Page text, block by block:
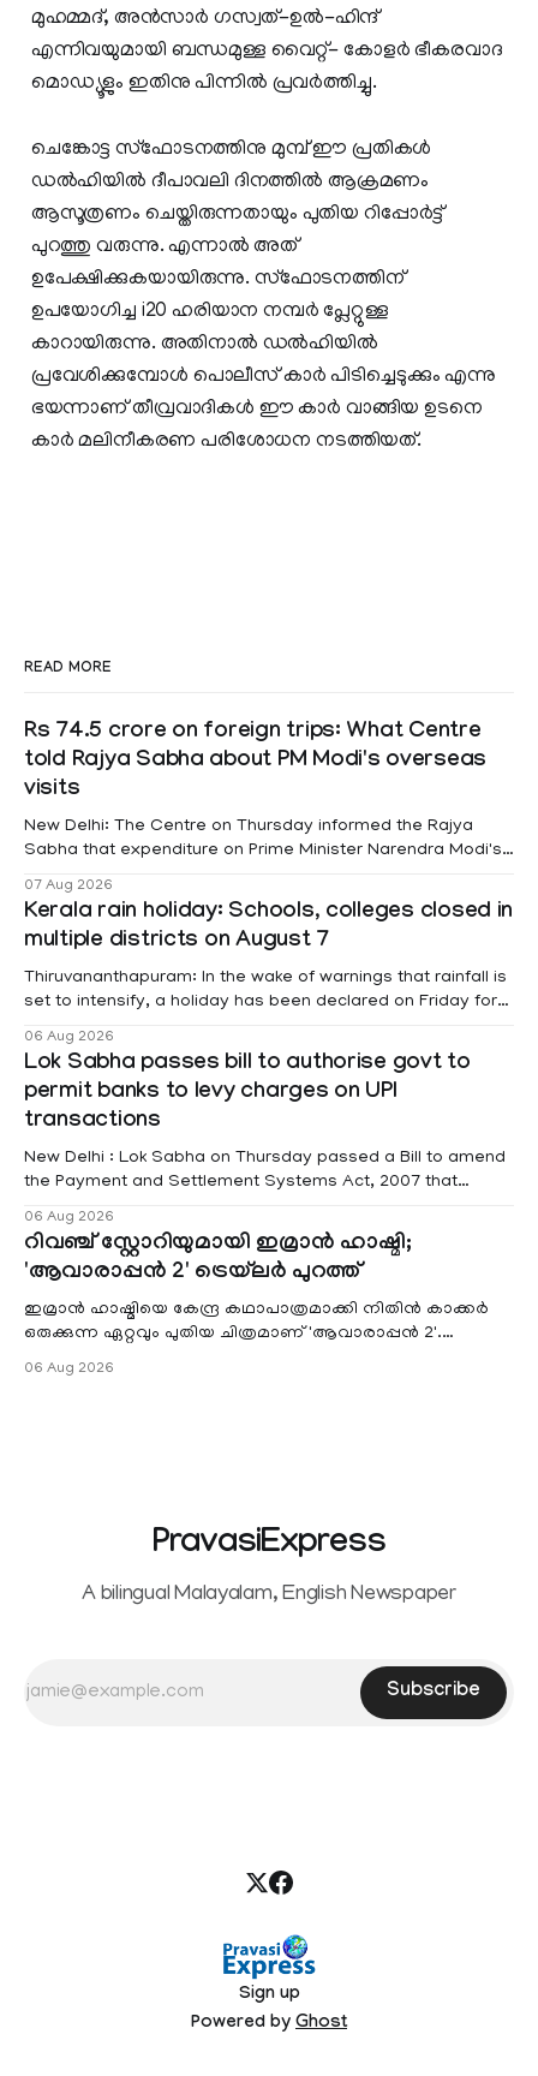
മുഹമ്മദ്, അൻസാർ ഗസ്വത്-ഉൽ-ഹിന്ദ്
എന്നിവയുമായി ബന്ധമുള്ള വൈറ്റ്- കോളർ ഭീകരവാദ
മൊഡ്യൂളും ഇതിനു പിന്നിൽ പ്രവർത്തിച്ചു.
ചെങ്കോട്ട സ്ഫോടനത്തിനു മുമ്പ് ഈ പ്രതികൾ
ഡൽഹിയിൽ ദീപാവലി ദിനത്തിൽ ആക്രമണം
ആസൂത്രണം ചെയ്തിരുന്നതായും പുതിയ റിപ്പോർട്ട്
പുറത്തു വരുന്നു. എന്നാൽ അത്
ഉപേക്ഷിക്കുകയായിരുന്നു. സ്ഫോടനത്തിന്
ഉപയോഗിച്ച i20 ഹരിയാന നമ്പർ പ്ലേറ്റുള്ള
കാറായിരുന്നു. അതിനാൽ ഡൽഹിയിൽ
പ്രവേശിക്കുമ്പോൾ പൊലീസ് കാർ പിടിച്ചെടുക്കും എന്നു
ഭയന്നാണ് തീവ്രവാദികൾ ഈ കാർ വാങ്ങിയ ഉടനെ
കാർ മലിനീകരണ പരിശോധന നടത്തിയത്.
READ MORE
Rs 74.5 crore on foreign trips: What Centre
told Rajya Sabha about PM Modi's overseas
visits
New Delhi: The Centre on Thursday informed the Rajya
Sabha that expenditure on Prime Minister Narendra Modi's
information was provided by Minister of State for External
Affairs Pabitra Margherita in a written reply to questions
raised
07 Aug 2026
Kerala rain holiday: Schools, colleges closed in
multiple districts on August 7
Thiruvananthapuram: In the wake of warnings that rainfall is
set to intensify, a holiday has been declared on Friday for
Kottayam, Wayanad and Kasaragod districts. Meanwhile, a
red alert remains in place on Thursday for Kottayam,
Pathanamtitta and Idukki districts. Following a red alert on
06 Aug 2026
Lok Sabha passes bill to authorise govt to
permit banks to levy charges on UPI
transactions
New Delhi : Lok Sabha on Thursday passed a Bill to amend
the Payment and Settlement Systems Act, 2007 that
service providers to levy charges on payments through
unified payments interface (UPI) and other notified
electronic payment modes. The amendment passed by the
06 Aug 2026
റിവഞ്ച് സ്റ്റോറിയുമായി ഇമ്രാൻ ഹാഷ്മി;
'ആവാരാപ്പൻ 2' ട്രെയ്‌ലർ പുറത്ത്
ഇമ്രാൻ ഹാഷ്മിയെ കേന്ദ്ര കഥാപാത്രമാക്കി നിതിൻ കാക്കർ
ഒരുക്കുന്ന ഏറ്റവും പുതിയ ചിത്രമാണ് 'ആവാരാപ്പൻ 2'.
06 Aug 2026
PravasiExpress
A bilingual Malayalam, English Newspaper
Subscribe
Sign up
Powered by Ghost